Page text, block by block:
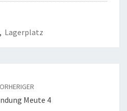
, Lagerplatz
Meute 4